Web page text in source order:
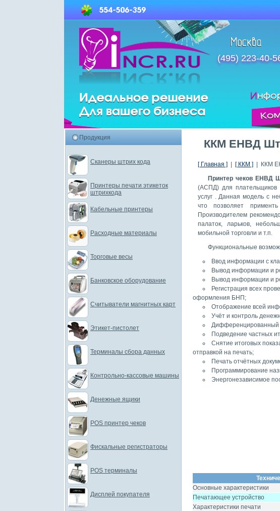
(495) 223-40-
ККМ ЕНВД
[ Главная ] [ ККМ ] | ККМ
Принтер чеков ЕНВД
(АСПД) для плательщиков
услуг . Данная модель с
что позволяет
Производителем
палаток, ларьков,
мобильной торговли и т.п.
Функциональные
Ввод информации с
Вывод информации и
Вывод информации и
Регистрация всех
оформления БНП;
Отображение всей
Учёт и контроль
Дифференцированный
Подведение частных
Снятие итоговых
отправкой на печать;
Печать отчётных
Программирование
Энергонезависимое
Основные характеристики
Печатающее устройство
Характеристики печати
Продукция
Сканеры штрих кода
Принтеры печати этикеток
штрихкода
Кабельные принтеры
Расходные материалы
Торговые весы
Банковское оборудование
Считыватели магнитных карт
Этикет-пистолет
Терминалы сбора данных
Контрольно-кассовые машины
Денежные ящики
POS принтер чеков
Фискальные регистраторы
POS терминалы
Дисплей покупателя